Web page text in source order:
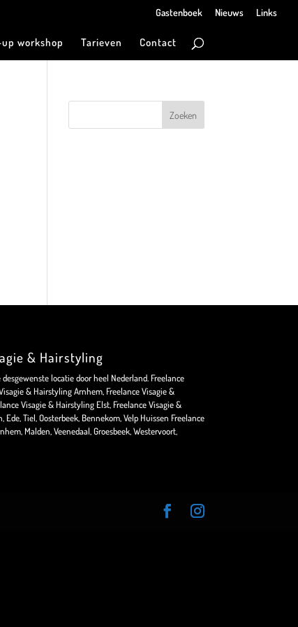
Gastenboek Nieuws Links
workshop Tarieven Contact
& Hairstyling
locatie door heel Nederland. Freelance
& Hairstyling Arnhem, Freelance Visagie &
Visagie & Hairstyling Elst, Freelance Visagie &
Tiel, Oosterbeek, Bennekom, Velp Huissen Freelance
Malden, Veenedaal, Groesbeek, Westervoort,